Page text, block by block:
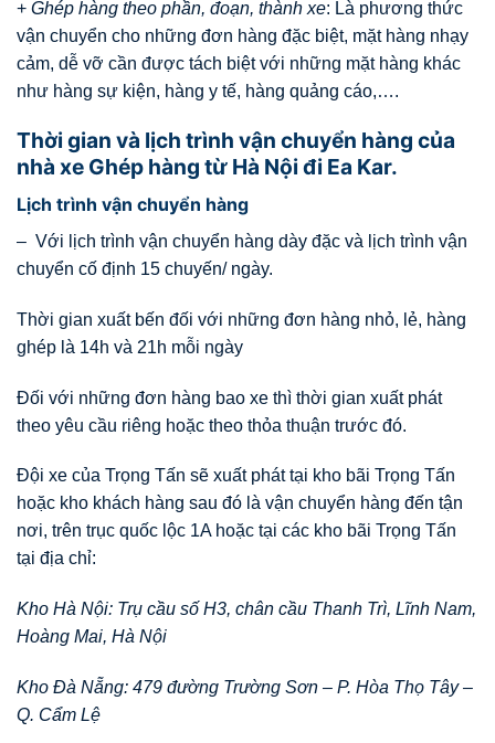
+ Ghép hàng theo phần, đoạn, thành xe: Là phương thức
vận chuyển cho những đơn hàng đặc biệt, mặt hàng nhạy
cảm, dễ vỡ cần được tách biệt với những mặt hàng khác
như hàng sự kiện, hàng y tế, hàng quảng cáo,….
Thời gian và lịch trình vận chuyển hàng của
nhà xe Ghép hàng từ Hà Nội đi Ea Kar.
Lịch trình vận chuyển hàng
– Với lịch trình vận chuyển hàng dày đặc và lịch trình vận
chuyển cố định 15 chuyến/ ngày.
Thời gian xuất bến đối với những đơn hàng nhỏ, lẻ, hàng
ghép là 14h và 21h mỗi ngày
Đối với những đơn hàng bao xe thì thời gian xuất phát
theo yêu cầu riêng hoặc theo thỏa thuận trước đó.
Đội xe của Trọng Tấn sẽ xuất phát tại kho bãi Trọng Tấn
hoặc kho khách hàng sau đó là vận chuyển hàng đến tận
nơi, trên trục quốc lộc 1A hoặc tại các kho bãi Trọng Tấn
tại địa chỉ:
Kho Hà Nội: Trụ cầu số H3, chân cầu Thanh Trì, Lĩnh Nam,
Hoàng Mai, Hà Nội
Kho Đà Nẵng: 479 đường Trường Sơn – P. Hòa Thọ Tây –
Q. Cẩm Lệ